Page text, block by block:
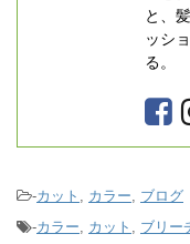
と、
ッシ
る。
-カット , カラー, ブログ
-カラー, カット , ブリー